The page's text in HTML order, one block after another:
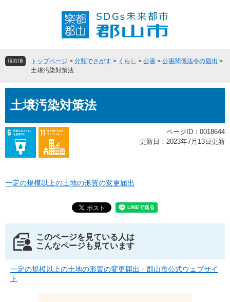
頭
飛
へ
現在地 トップページ > 分類でさがす > くらし > 公害 > 公害関係法令の届出 >
土壌汚染対策法
文土壌汚染対策法
ページID：0018644
更新日：2023年7月13日更新
一定の規模以上の土地の形質の変更届出
このページを見ている人は
こんなページも見ています
一定の規模以上の土地の形質の変更届出 - 郡山市公式ウェブサイ
ト